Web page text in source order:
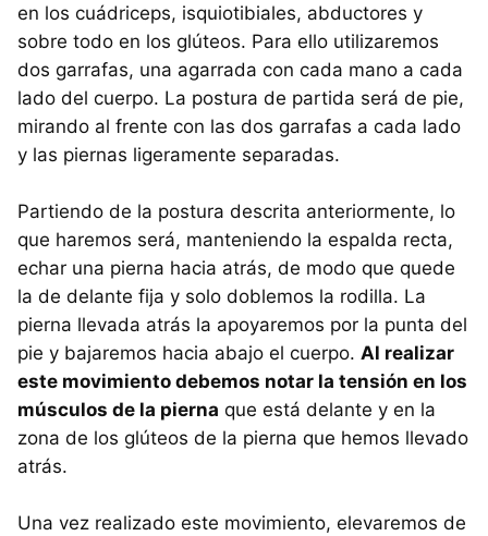
en los cuádriceps, isquiotibiales, abductores y
sobre todo en los glúteos. Para ello utilizaremos
dos garrafas, una agarrada con cada mano a cada
lado del cuerpo. La postura de partida será de pie,
mirando al frente con las dos garrafas a cada lado
y las piernas ligeramente separadas.
Partiendo de la postura descrita anteriormente, lo
que haremos será, manteniendo la espalda recta,
echar una pierna hacia atrás, de modo que quede
la de delante fija y solo doblemos la rodilla. La
pierna llevada atrás la apoyaremos por la punta del
pie y bajaremos hacia abajo el cuerpo. Al realizar
este movimiento debemos notar la tensión en los
músculos de la pierna que está delante y en la
zona de los glúteos de la pierna que hemos llevado
atrás.
Una vez realizado este movimiento, elevaremos de